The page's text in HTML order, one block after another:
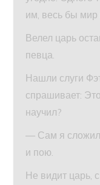
им, весь бы мир
Велел царь
певца.
Нашли слуги
спрашивает:
научил?
— Сам я сложил
и пою.
Не видит царь,